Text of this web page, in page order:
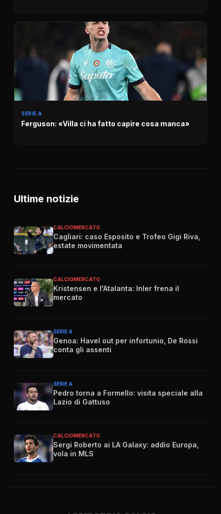
SERIE A
Ferguson: «Villa ci ha fatto capire cosa manca»
Ultime notizie
CALCIOMERCATO
Cagliari: caso Esposito e Trofeo Gigi Riva,
estate movimentata
CALCIOMERCATO
Kristensen e l'Atalanta: Inler frena il
mercato
SERIE A
Genoa: Havel out per infortunio, De Rossi
conta gli assenti
SERIE A
Pedro torna a Formello: visita speciale alla
Lazio di Gattuso
CALCIOMERCATO
Sergi Roberto ai LA Galaxy: addio Europa,
vola in MLS